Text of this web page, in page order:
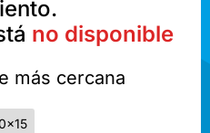
no disponible
más cercana